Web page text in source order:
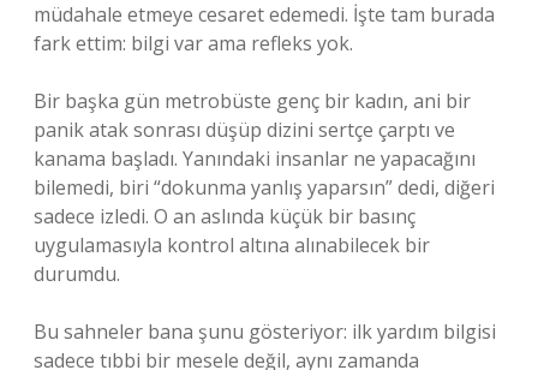
müdahale etmeye cesaret edemedi. İşte tam burada
fark ettim: bilgi var ama refleks yok.
Bir başka gün metrobüste genç bir kadın, ani bir
panik atak sonrası düşüp dizini sertçe çarptı ve
kanama başladı. Yanındaki insanlar ne yapacağını
bilemedi, biri “dokunma yanlış yaparsın” dedi, diğeri
sadece izledi. O an aslında küçük bir basınç
uygulamasıyla kontrol altına alınabilecek bir
durumdu.
Bu sahneler bana şunu gösteriyor: ilk yardım bilgisi
sadece tıbbi bir mesele değil, aynı zamanda